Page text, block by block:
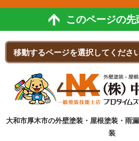
このページの先
大和市厚木市の外壁塗装・屋根塗装・雨
装